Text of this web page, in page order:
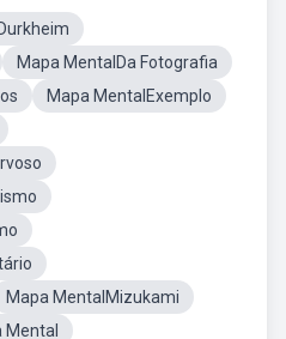
Mapa MentalDa Fotografia
Mapa MentalExemplo
Mapa MentalMizukami